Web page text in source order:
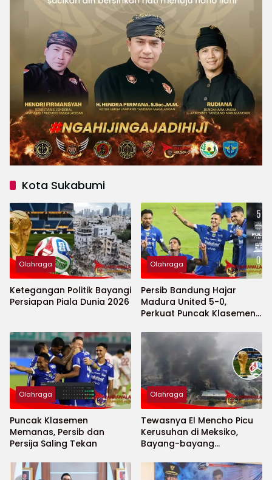
Kota Sukabumi
Olahraga
Ketegangan Politik Bayangi
Persiapan Piala Dunia 2026
Olahraga
Persib Bandung Hajar
Madura United 5-0,
Perkuat Puncak Klasemen
Olahraga
Puncak Klasemen
Memanas, Persib dan
Persija Saling Tekan
Olahraga
Tewasnya El Mencho Picu
Kerusuhan di Meksiko,
Bayang-bayang
2026 Menguat